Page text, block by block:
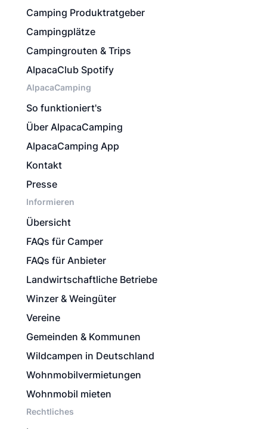
Camping Produktratgeber
Campingplätze
Campingrouten & Trips
AlpacaClub Spotify
AlpacaCamping
So funktioniert's
Über AlpacaCamping
AlpacaCamping App
Kontakt
Presse
Informieren
Übersicht
FAQs für Camper
FAQs für Anbieter
Landwirtschaftliche Betriebe
Winzer & Weingüter
Vereine
Gemeinden & Kommunen
Wildcampen in Deutschland
Wohnmobilvermietungen
Wohnmobil mieten
Rechtliches